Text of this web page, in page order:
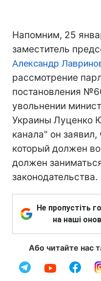
Напомним, 25
заместитель
Александр
рассмотрение
постановления
увольнении
Украины Луценко
канала" он заявил,
который должен
должен
законодательства.
Не пропустіть
на наші
Або читайте нас